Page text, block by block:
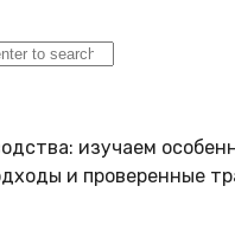
изучаем
и проверенные